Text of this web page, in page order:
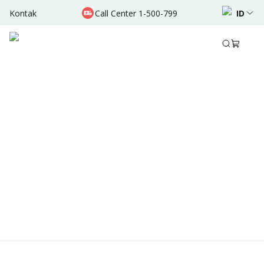
Kontak Call Center 1-500-799 ID
Location & Schedule